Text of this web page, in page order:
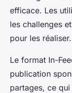
efficace. Les
les challenges
pour les réaliser.
Le format In-
publication
partages, ce